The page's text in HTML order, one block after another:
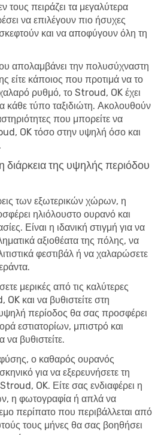
τους πειράζει τα μεγαλύτερα
να επιλέγουν πιο ήσυχες
και να αποφύγουν όλη τη
απολαμβάνει την πολυσύχναστη
είτε κάποιος που προτιμά να το
ρυθμό, το Stroud, OK έχει
κάθε τύπο ταξιδιώτη. Ακολουθούν
που μπορείτε να
OK τόσο στην υψηλή όσο και
διάρκεια της υψηλής περιόδου
των εξωτερικών χώρων, η
ηλιόλουστο ουρανό και
Είναι η ιδανική στιγμή για να
αξιοθέατα της πόλης, να
φεστιβάλ ή να χαλαρώσετε
μερικές από τις καλύτερες
και να βυθιστείτε στη
περίοδος θα σας προσφέρει
εστιατορίων, μπιστρό και
βυθιστείτε.
φύσης, ο καθαρός ουρανός
για να εξερευνήσετε τη
OK. Είτε σας ενδιαφέρει η
η φωτογραφία ή απλά να
περίπατο που περιβάλλεται από
τους μήνες θα σας βοηθήσει